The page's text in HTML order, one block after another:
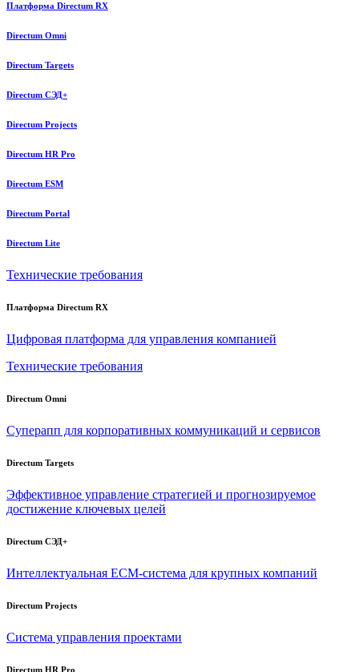
Платформа Directum RX
Directum Omni
Directum Targets
Directum СЭД+
Directum Projects
Directum HR Pro
Directum ESM
Directum Portal
Directum Lite
Технические требования
Платформа Directum RX
Цифровая платформа для управления компанией
Технические требования
Directum Omni
Суперапп для корпоративных коммуникаций и сервисов
Directum Targets
Эффективное управление стратегией и прогнозируемое
достижение ключевых целей
Directum СЭД+
Интеллектуальная ECM-система для крупных компаний
Directum Projects
Система управления проектами
Directum HR Pro